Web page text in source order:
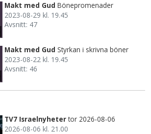
Makt med Gud Bönepromenader
2023-08-29 kl. 19.45
Avsnitt: 47
Makt med Gud Styrkan i skrivna böner
2023-08-22 kl. 19.45
Avsnitt: 46
TV7 Israelnyheter tor 2026-08-06
2026-08-06 kl. 21.00